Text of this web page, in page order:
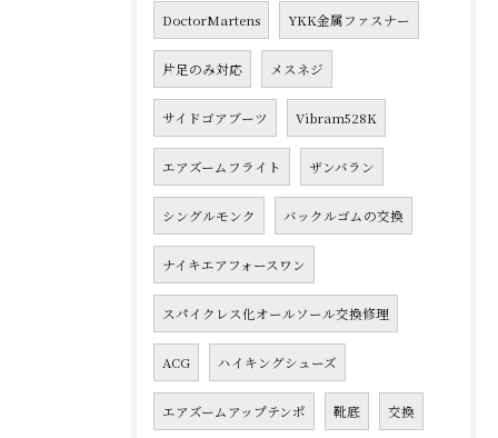
DoctorMartens YKK金属ファスナー
片足のみ対応 メスネジ
サイドゴアブーツ Vibram528K
エアズームフライト ザンバラン
シングルモンク バックルゴムの交換
ナイキエアフォースワン
スパイクレス化オールソール交換修理
ACG ハイキングシューズ
エアズームアップテンポ 靴底 交換